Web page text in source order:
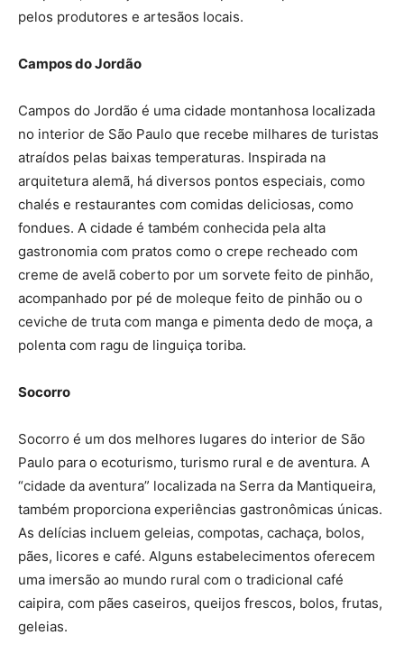
pelos produtores e artesãos locais.
Campos do Jordão
Campos do Jordão é uma cidade montanhosa localizada
no interior de São Paulo que recebe milhares de turistas
atraídos pelas baixas temperaturas. Inspirada na
arquitetura alemã, há diversos pontos especiais, como
chalés e restaurantes com comidas deliciosas, como
fondues. A cidade é também conhecida pela alta
gastronomia com pratos como o crepe recheado com
creme de avelã coberto por um sorvete feito de pinhão,
acompanhado por pé de moleque feito de pinhão ou o
ceviche de truta com manga e pimenta dedo de moça, a
polenta com ragu de linguiça toriba.
Socorro
Socorro é um dos melhores lugares do interior de São
Paulo para o ecoturismo, turismo rural e de aventura. A
“cidade da aventura” localizada na Serra da Mantiqueira,
também proporciona experiências gastronômicas únicas.
As delícias incluem geleias, compotas, cachaça, bolos,
pães, licores e café. Alguns estabelecimentos oferecem
uma imersão ao mundo rural com o tradicional café
caipira, com pães caseiros, queijos frescos, bolos, frutas,
geleias.